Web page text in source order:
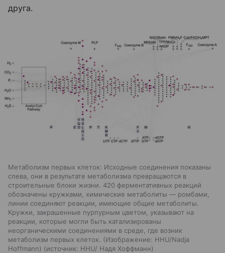
друга.
Метаболизм первых клеток: Исходные соединения показаны
слева, они в результате метаболизма превращаются в
строительные блоки жизни. 420 ферментативных реакций
обозначены кружками, химические метаболиты — ромбами,
линии соединяют реакции, имеющие общие метаболиты.
Кружки, закрашенные пурпурным цветом, указывают на
реакции, которые могли быть катализированы
неорганическими соединениями в среде, где возник
метаболизм первых клеток. (Изображение: HHU/Nadja
Hoffmann)
источник: HHU/ Надя Хоффманн